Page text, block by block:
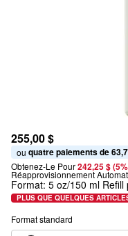
255,00 $
ou quatre paiements de
Obtenez-Le Pour242,25 $
Réapprovisionnement
Format: 5 oz/150 ml
PLUS QUE QUELQUES
Format standard